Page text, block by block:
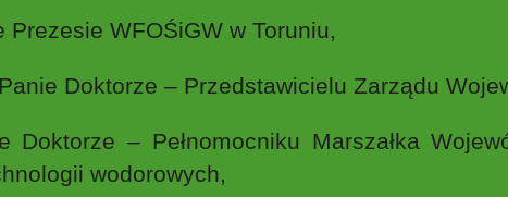
Prezesie WFOŚiGW w Toruniu,
Doktorze – Przedstawicielu Zarządu
Doktorze – Pełnomocniku Marszałka
wodorowych,